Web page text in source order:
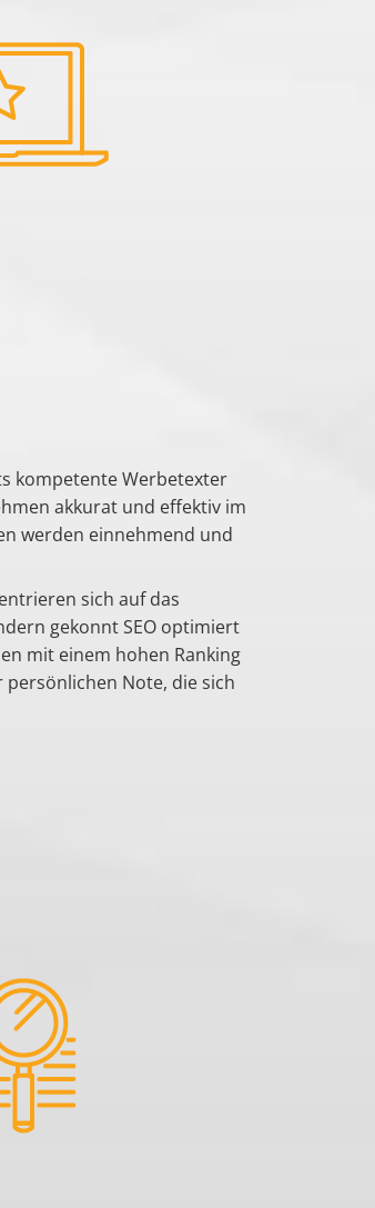
kompetente Werbetexter
akkurat und effektiv im
werden einnehmend und
sich auf das
gekonnt SEO optimiert
mit einem hohen Ranking
Note, die sich